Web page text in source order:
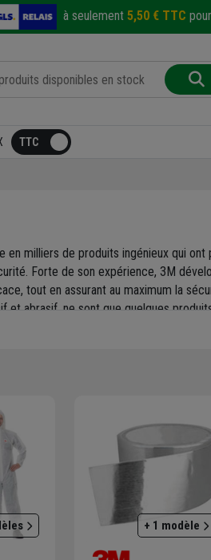
à seulement 5,50 € TTC
milliers de produits ingénieux qui
Forte de son expérience, 3M
tout en assurant au maximum la
abrasif, ne sont que quelques
+ 1 modèle